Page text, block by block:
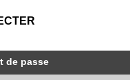
de passe